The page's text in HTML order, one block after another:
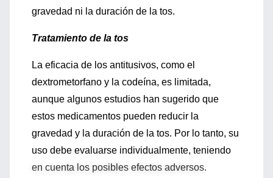
gravedad ni la duración de la tos.
Tratamiento de la tos
La eficacia de los antitusivos, como el
dextrometorfano y la codeína, es limitada,
aunque algunos estudios han sugerido que
estos medicamentos pueden reducir la
gravedad y la duración de la tos. Por lo tanto, su
uso debe evaluarse individualmente, teniendo
en cuenta los posibles efectos adversos.